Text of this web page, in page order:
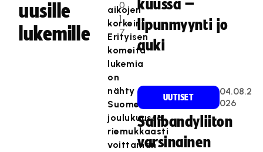
uusille
lukemille
0
1
7
aikojen
korkein!
Erityisen
komeita
lukemia
on
nähty
Suomen
joulukuussa
riemukkaasti
voittaman
kuussa –
lipunmyynti jo
auki
UUTISET
04.08.2
026
Salibandyliiton
varsinainen